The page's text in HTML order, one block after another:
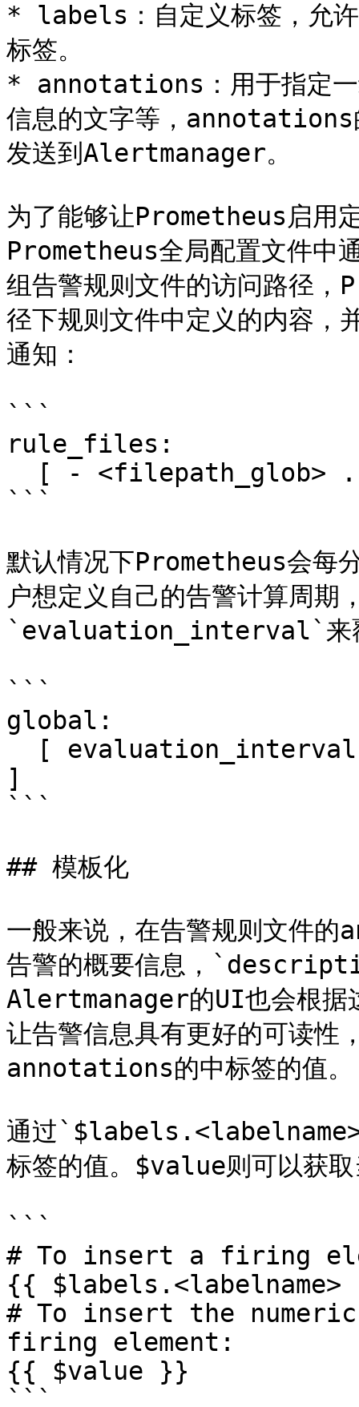
* labels：自定义标签，允许
标签。
* annotations：用于指定一
信息的文字等，annotations
发送到Alertmanager。
为了能够让Prometheus启用
Prometheus全局配置文
组告警规则文件的访问路径
径下规则文件中定义的内容，
通知：
```
rule_files:
```
默认情况下Prometheus会每
户想定义自己的告警计算周期
`evaluation_interval`来覆
```
global:
]
```
## 模板化
一般来说，在告警规则文件
告警的概要信息，
Alertmanager的UI也会根据
让告警信息具有更好的可读
annotations的中标签的值。
通过`$labels.<labelname>`
标签的值。$value则可以获取
```
# To insert a firing
{{
# To insert the
firing element:
{{ $value }}
```